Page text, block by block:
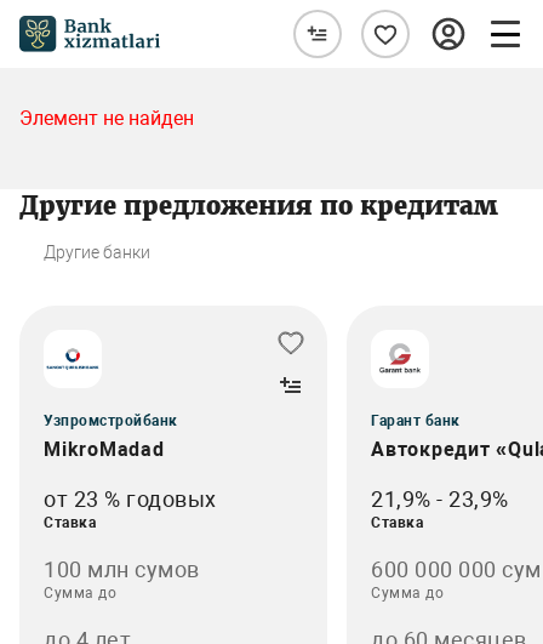
Элемент не найден
Другие предложения по кредитам
Другие банки
Узпромстройбанк
MikroMadad
от 23 % годовых
Ставка
100 млн сумов
Сумма до
Гарант банк
Автокредит
21,9% - 23,9%
Ставка
600 000 000 сум
Сумма до